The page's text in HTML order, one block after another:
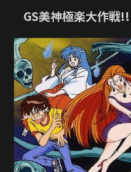
GS美神極楽大作戦